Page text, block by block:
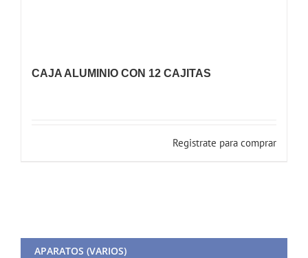
CAJA ALUMINIO CON 12 CAJITAS
Registrate para comprar
APARATOS (VARIOS)